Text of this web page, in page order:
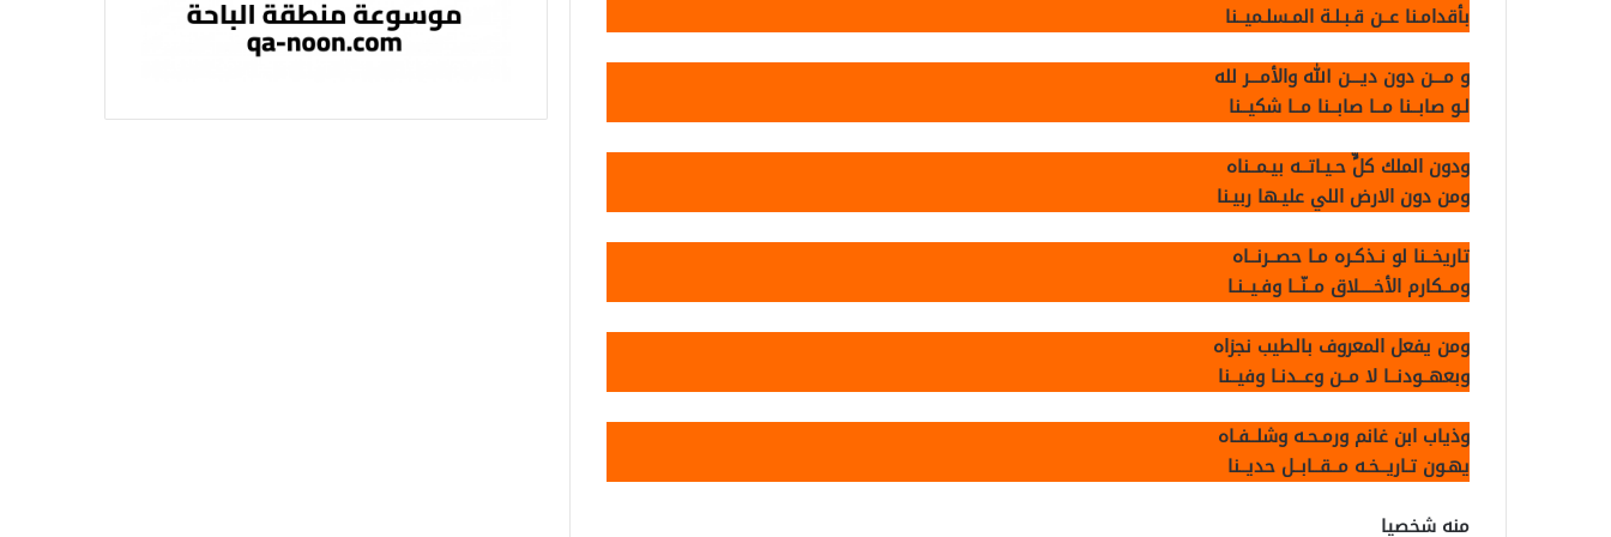
بأقدامـنا عــن قـبـلـة المـسلـميــنا
و مـــن دون ديـــن الله والأمـــر لله
لـو صابــنا مــا صابــنا مــا شكيــنا
ودون الملك كلٍّ حـيـاتــه بيـمــناه
ومن دون الارض اللي عليـها ربيـنا
تاريخــنا لو نـذكـره مـا حصــرنــاه
ومــكارم الأخــــلاق مــنّــا وفـيــنـا
ومن يفعل المعروف بالطيب نجزاه
وبعهــودنــا لا مــن وعــدنـا وفيــنا
وذياب ابن غانم ورمـحـه وشلــفـاه
يهـون تـاريــخـه مــقــابــل حديــنا
منه شخصيا